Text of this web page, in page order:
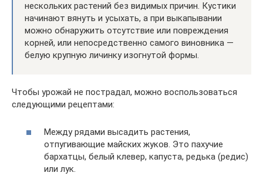
нескольких растений без видимых причин. Кустики
начинают вянуть и усыхать, а при выкапывании
можно обнаружить отсутствие или повреждения
корней, или непосредственно самого виновника —
белую крупную личинку изогнутой формы.
Чтобы урожай не пострадал, можно воспользоваться
следующими рецептами:
Между рядами высадить растения,
отпугивающие майских жуков. Это пахучие
бархатцы, белый клевер, капуста, редька (редис)
или лук.